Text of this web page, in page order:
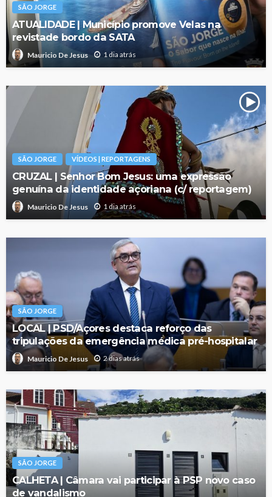
SÃO JORGE
ATUALIDADE | Município promove Velas na
revistade bordo da SATA
Mauricio De Jesus 1 dia atrás
SÃO JORGE VÍDEOS | REPORTAGENS
CRUZAL | Senhor Bom Jesus: uma expressão
genuína da identidade açoriana (c/ reportagem)
Mauricio De Jesus 1 dia atrás
SÃO JORGE
LOCAL | PSD/Açores destaca reforço das
tripulações da emergência médica pré-hospitalar
Mauricio De Jesus 2 dias atrás
SÃO JORGE
CALHETA | Câmara vai participar à PSP novo caso
de vandalismo